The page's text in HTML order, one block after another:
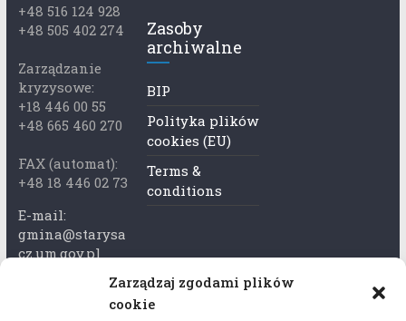
Zarządzaj zgodami plików
cookie
+48 516 124 928
+48 505 402 274
Zarządzanie
kryzysowe:
+18 446 00 55
+48 665 460 270
FAX (automat):
+48 18 446 02 73
E-mail:
gmina@starysa
cz.um.gov.pl
Adres skrzynki
Zasoby
archiwalne
BIP
Polityka plików
cookies (EU)
Terms &
conditions